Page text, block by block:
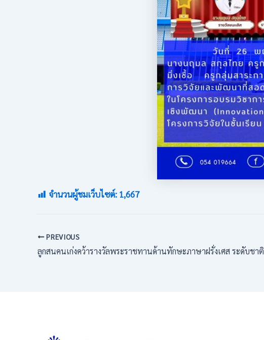
จำนวนผู้ชมเว็บไซต์: 1,667
PREVIOUS
ลูกสนคนเก่งคว้ารางวัลพระราชทานด้านทักษะภาษาฝรั่งเศส ระดับชาติ